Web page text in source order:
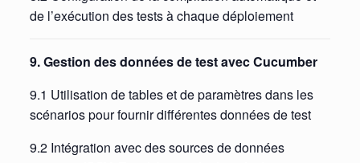
de l’exécution des tests à chaque déploiement
9. Gestion des données de test avec Cucumber
9.1 Utilisation de tables et de paramètres dans les
scénarios pour fournir différentes données de test
9.2 Intégration avec des sources de données